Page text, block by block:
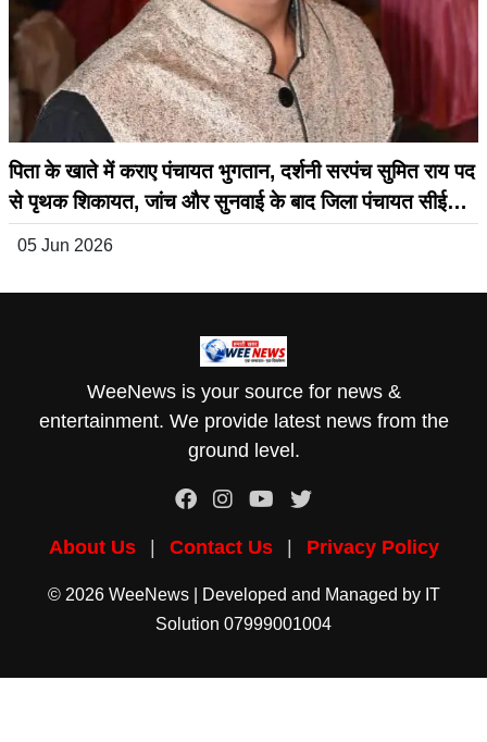
पिता के खाते में कराए पंचायत भुगतान, दर्शनी सरपंच सुमित राय पद
से पृथक शिकायत, जांच और सुनवाई के बाद जिला पंचायत सीईओ
ने जारी किया बड़ा आदेश
05 Jun 2026
WeeNews is your source for news &
entertainment. We provide latest news from the
ground level.
About Us Contact Us Privacy Policy
© 2026 WeeNews | Developed and Managed by IT
Solution 07999001004